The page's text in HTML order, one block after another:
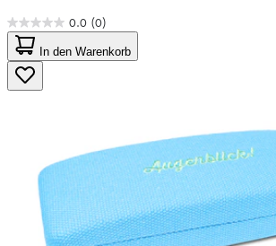
0.0 (0)
0.0
von
5
Sternen.
In den Warenkorb